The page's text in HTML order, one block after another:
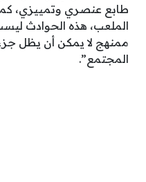
طابع عنصري وتمييزي،
الملعب، هذه الحوادث
ممنهج لا يمكن أن يظل
المجتمع”.